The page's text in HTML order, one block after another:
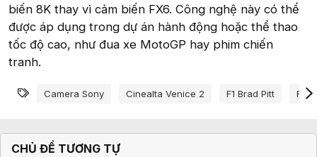
biến 8K thay vì cảm biến FX6. Công nghệ này có thể
được áp dụng trong dự án hành động hoặc thể thao
tốc độ cao, như đua xe MotoGP hay phim chiến
tranh.
Từ khóa
Camera Sony Cinealta Venice 2 F1 Brad Pitt F1
CHỦ ĐỀ TƯƠNG TỰ